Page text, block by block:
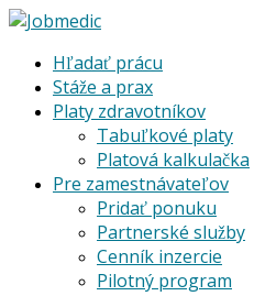
Hľadať prácu
Stáže a prax
Platy zdravotníkov
Tabuľkové platy
Platová kalkulačka
Pre zamestnávateľov
Pridať ponuku
Partnerské služby
Cenník inzercie
Pilotný program